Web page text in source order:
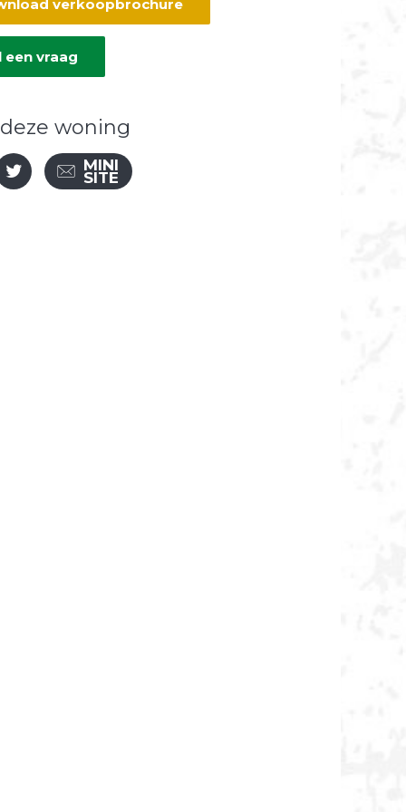
verkoopbrochure
een vraag
woning
MINI
SITE